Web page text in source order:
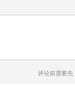
评论前需要先